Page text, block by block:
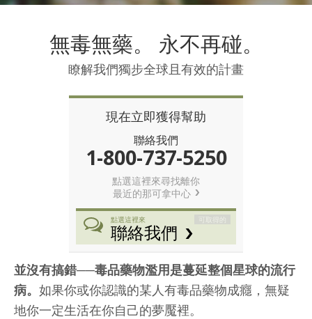
俄文
瑞典文
阿拉伯文
烏克蘭文
克羅埃西亞文
土耳其文
所有區域／語言
無毒無藥。 永不再碰。
瞭解我們獨步全球且有效的計畫
現在立即獲得幫助
聯絡我們
1-800-737-5250
點選這裡來尋找離你
最近的那可拿中心
可取得的
點選這裡來
聯絡我們
並沒有搞錯──毒品藥物濫用是蔓延整個星球的流行
病。 如果你或你認識的某人有毒品藥物成癮，無疑
地你一定生活在你自己的夢魘裡。